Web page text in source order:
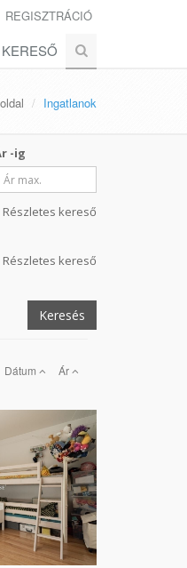
REGISZTRÁCIÓ
Ingatlanok
-ig
Részletes kereső
Részletes kereső
Keresés
Dátum Ár